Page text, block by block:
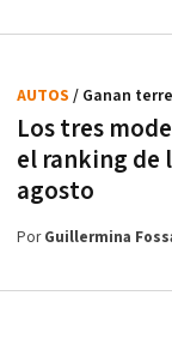
Los tres
el ranking de
agosto
AUTOS / Ganan
PorGuillermina